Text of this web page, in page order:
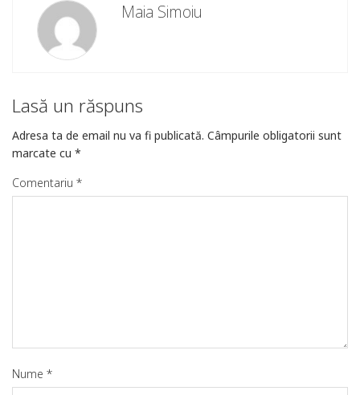
Maia Simoiu
Lasă un răspuns
Adresa ta de email nu va fi publicată. Câmpurile obligatorii sunt
marcate cu *
Comentariu *
Nume *